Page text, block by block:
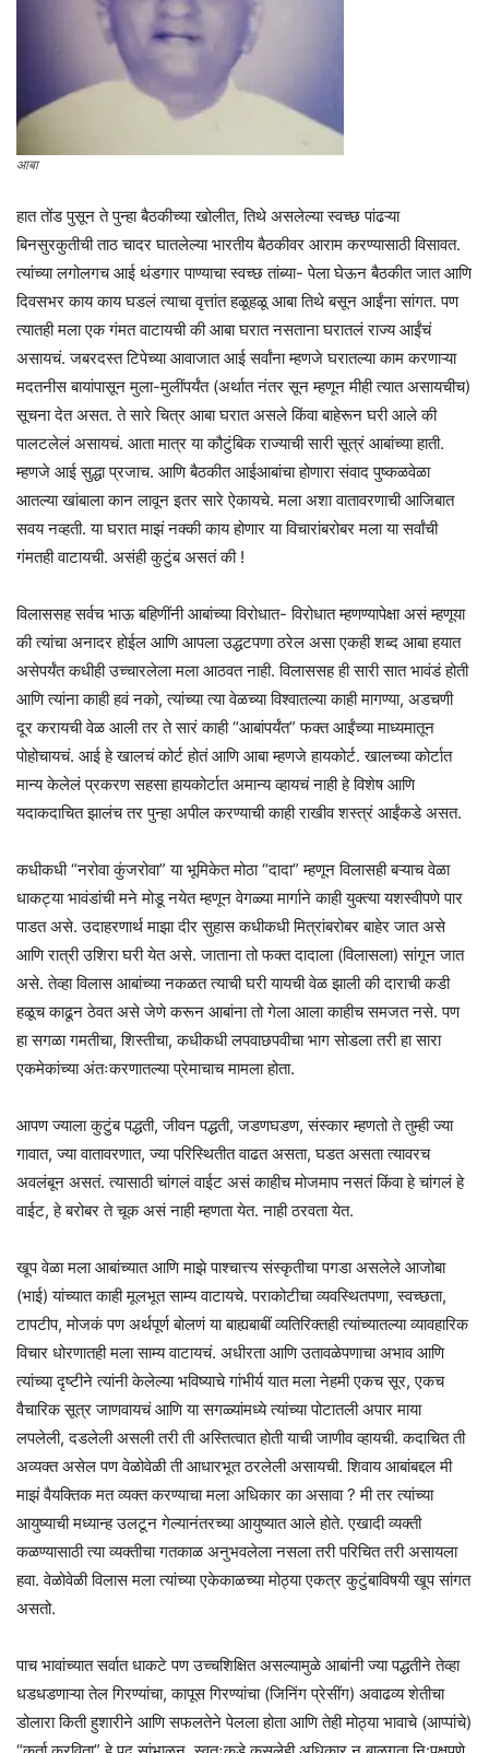
आबा
हात तोंड पुसून ते पुन्हा बैठकीच्या खोलीत, तिथे असलेल्या स्वच्छ पांढऱ्या
बिनसुरकुतीची ताठ चादर घातलेल्या भारतीय बैठकीवर आराम करण्यासाठी विसावत.
त्यांच्या लगोलगच आई थंडगार पाण्याचा स्वच्छ तांब्या- पेला घेऊन बैठकीत जात आणि
दिवसभर काय काय घडलं त्याचा वृत्तांत हळूहळू आबा तिथे बसून आईंना सांगत. पण
त्यातही मला एक गंमत वाटायची की आबा घरात नसताना घरातलं राज्य आईंचं
असायचं. जबरदस्त टिपेच्या आवाजात आई सर्वांना म्हणजे घरातल्या काम करणाऱ्या
मदतनीस बायांपासून मुला-मुलींपर्यंत (अर्थात नंतर सून म्हणून मीही त्यात असायचीच)
सूचना देत असत. ते सारे चित्र आबा घरात असले किंवा बाहेरून घरी आले की
पालटलेलं असायचं. आता मात्र या कौटुंबिक राज्याची सारी सूत्रं आबांच्या हाती.
म्हणजे आई सुद्धा प्रजाच. आणि बैठकीत आईआबांचा होणारा संवाद पुष्कळवेळा
आतल्या खांबाला कान लावून इतर सारे ऐकायचे. मला अशा वातावरणाची आजिबात
सवय नव्हती. या घरात माझं नक्की काय होणार या विचारांबरोबर मला या सर्वांची
गंमतही वाटायची. असंही कुटुंब असतं की !
विलाससह सर्वच भाऊ बहिणींनी आबांच्या विरोधात- विरोधात म्हणण्यापेक्षा असं म्हणूया
की त्यांचा अनादर होईल आणि आपला उद्धटपणा ठरेल असा एकही शब्द आबा हयात
असेपर्यंत कधीही उच्चारलेला मला आठवत नाही. विलाससह ही सारी सात भावंडं होती
आणि त्यांना काही हवं नको, त्यांच्या त्या वेळच्या विश्वातल्या काही मागण्या, अडचणी
दूर करायची वेळ आली तर ते सारं काही “आबांपर्यंत” फक्त आईंच्या माध्यमातून
पोहोचायचं. आई हे खालचं कोर्ट होतं आणि आबा म्हणजे हायकोर्ट. खालच्या कोर्टात
मान्य केलेलं प्रकरण सहसा हायकोर्टात अमान्य व्हायचं नाही हे विशेष आणि
यदाकदाचित झालंच तर पुन्हा अपील करण्याची काही राखीव शस्त्रं आईंकडे असत.
कधीकधी “नरोवा कुंजरोवा” या भूमिकेत मोठा “दादा” म्हणून विलासही बऱ्याच वेळा
धाकट्या भावंडांची मने मोडू नयेत म्हणून वेगळ्या मार्गाने काही युक्त्या यशस्वीपणे पार
पाडत असे. उदाहरणार्थ माझा दीर सुहास कधीकधी मित्रांबरोबर बाहेर जात असे
आणि रात्री उशिरा घरी येत असे. जाताना तो फक्त दादाला (विलासला) सांगून जात
असे. तेव्हा विलास आबांच्या नकळत त्याची घरी यायची वेळ झाली की दाराची कडी
हळूच काढून ठेवत असे जेणे करून आबांना तो गेला आला काहीच समजत नसे. पण
हा सगळा गमतीचा, शिस्तीचा, कधीकधी लपवाछपवीचा भाग सोडला तरी हा सारा
एकमेकांच्या अंतःकरणातल्या प्रेमाचाच मामला होता.
आपण ज्याला कुटुंब पद्धती, जीवन पद्धती, जडणघडण, संस्कार म्हणतो ते तुम्ही ज्या
गावात, ज्या वातावरणात, ज्या परिस्थितीत वाढत असता, घडत असता त्यावरच
अवलंबून असतं. त्यासाठी चांगलं वाईट असं काहीच मोजमाप नसतं किंवा हे चांगलं हे
वाईट, हे बरोबर ते चूक असं नाही म्हणता येत. नाही ठरवता येत.
खूप वेळा मला आबांच्यात आणि माझे पाश्चात्त्य संस्कृतीचा पगडा असलेले आजोबा
(भाई) यांच्यात काही मूलभूत साम्य वाटायचे. पराकोटीचा व्यवस्थितपणा, स्वच्छता,
टापटीप, मोजकं पण अर्थपूर्ण बोलणं या बाह्यबाबीं व्यतिरिक्तही त्यांच्यातल्या व्यावहारिक
विचार धोरणातही मला साम्य वाटायचं. अधीरता आणि उतावळेपणाचा अभाव आणि
त्यांच्या दृष्टीने त्यांनी केलेल्या भविष्याचे गांभीर्य यात मला नेहमी एकच सूर, एकच
वैचारिक सूत्र जाणवायचं आणि या सगळ्यांमध्ये त्यांच्या पोटातली अपार माया
लपलेली, दडलेली असली तरी ती अस्तित्वात होती याची जाणीव व्हायची. कदाचित ती
अव्यक्त असेल पण वेळोवेळी ती आधारभूत ठरलेली असायची. शिवाय आबांबद्दल मी
माझं वैयक्तिक मत व्यक्त करण्याचा मला अधिकार का असावा ? मी तर त्यांच्या
आयुष्याची मध्यान्ह उलटून गेल्यानंतरच्या आयुष्यात आले होते. एखादी व्यक्ती
कळण्यासाठी त्या व्यक्तीचा गतकाळ अनुभवलेला नसला तरी परिचित तरी असायला
हवा. वेळोवेळी विलास मला त्यांच्या एकेकाळच्या मोठ्या एकत्र कुटुंबाविषयी खूप सांगत
असतो.
पाच भावांच्यात सर्वात धाकटे पण उच्चशिक्षित असल्यामुळे आबांनी ज्या पद्धतीने तेव्हा
धडधडणाऱ्या तेल गिरण्यांचा, कापूस गिरण्यांचा (जिनिंग प्रेसींग) अवाढव्य शेतीचा
डोलारा किती हुशारीने आणि सफलतेने पेलला होता आणि तेही मोठ्या भावाचे (आप्पांचे)